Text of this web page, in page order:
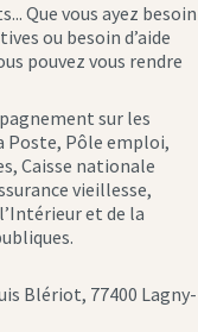
Que vous ayez besoin
ou besoin d’aide
pouvez vous rendre
sur les
Poste, Pôle emploi,
Caisse nationale
vieillesse,
et de la
Blériot, 77400 Lagny-